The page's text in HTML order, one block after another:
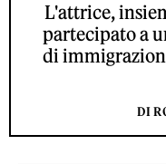
L'attrice,
partecipato a
di
DI